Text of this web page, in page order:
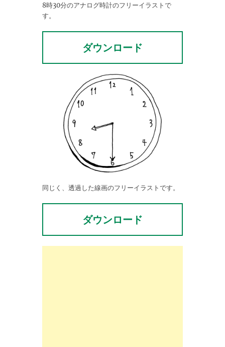
8時30分のアナログ時計のフリーイラストで
す。
ダウンロード
同じく、透過した線画のフリーイラストです。
ダウンロード